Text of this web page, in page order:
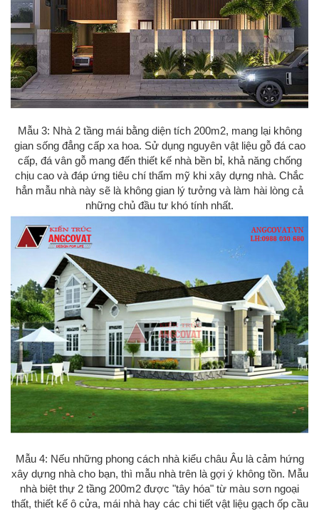
Mẫu 3: Nhà 2 tầng mái bằng diện tích 200m2, mang lại không
gian sống đẳng cấp xa hoa. Sử dụng nguyên vật liệu gỗ đá cao
cấp, đá vân gỗ mang đến thiết kế nhà bền bỉ, khả năng chống
chịu cao và đáp ứng tiêu chí thẩm mỹ khi xây dựng nhà. Chắc
hẳn mẫu nhà này sẽ là không gian lý tưởng và làm hài lòng cả
những chủ đầu tư khó tính nhất.
Mẫu 4: Nếu những phong cách nhà kiểu châu Âu là cảm hứng
xây dựng nhà cho bạn, thì mẫu nhà trên là gợi ý không tồn. Mẫu
nhà biệt thự 2 tầng 200m2 được "tây hóa" từ màu sơn ngoại
thất, thiết kế ô cửa, mái nhà hay các chi tiết vật liệu gạch ốp cầu